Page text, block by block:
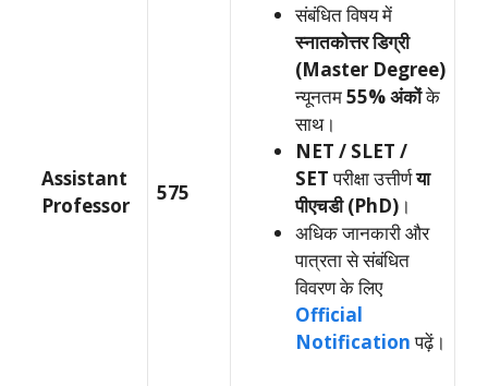
Assistant
Professor
575
संबंधित विषय में
स्नातकोत्तर डिग्री
(Master Degree)
न्यूनतम55% अंकोंके
साथ।
NET / SLET /
SETपरीक्षा उत्तीर्णया
पीएचडी (PhD) ।
अधिक जानकारी और
पात्रता से संबंधित
विवरण के लिए
Official
Notificationपढ़ें।